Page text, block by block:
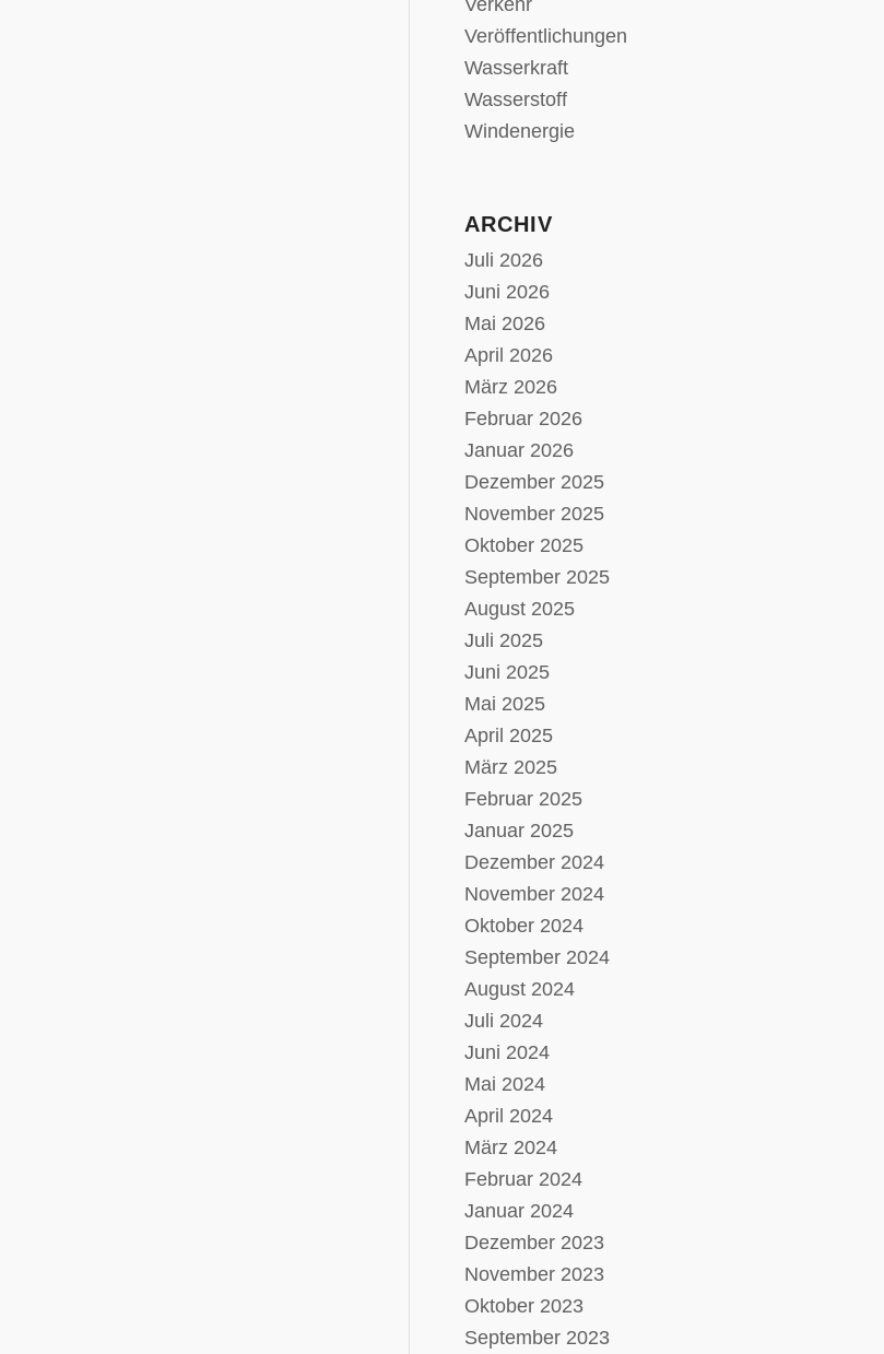
Verkehr
Veröffentlichungen
Wasserkraft
Wasserstoff
Windenergie
ARCHIV
Juli 2026
Juni 2026
Mai 2026
April 2026
März 2026
Februar 2026
Januar 2026
Dezember 2025
November 2025
Oktober 2025
September 2025
August 2025
Juli 2025
Juni 2025
Mai 2025
April 2025
März 2025
Februar 2025
Januar 2025
Dezember 2024
November 2024
Oktober 2024
September 2024
August 2024
Juli 2024
Juni 2024
Mai 2024
April 2024
März 2024
Februar 2024
Januar 2024
Dezember 2023
November 2023
Oktober 2023
September 2023